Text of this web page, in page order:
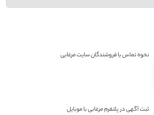
نحوه تماس با فروشندگان سایت مرغابی
ثبت آگهی در پلتفرم مرغابی با موبایل